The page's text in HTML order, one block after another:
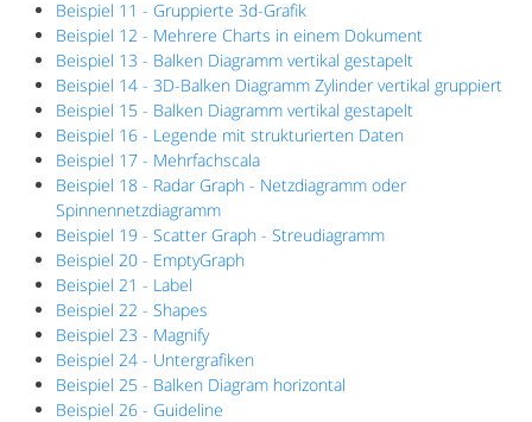
Beispiel 11 - Gruppierte 3d-Grafik
Beispiel 12 - Mehrere Charts in einem Dokument
Beispiel 13 - Balken Diagramm vertikal gestapelt
Beispiel 14 - 3D-Balken Diagramm Zylinder vertikal gruppiert
Beispiel 15 - Balken Diagramm vertikal gestapelt
Beispiel 16 - Legende mit strukturierten Daten
Beispiel 17 - Mehrfachscala
Beispiel 18 - Radar Graph - Netzdiagramm oder
Spinnennetzdiagramm
Beispiel 19 - Scatter Graph - Streudiagramm
Beispiel 20 - EmptyGraph
Beispiel 21 - Label
Beispiel 22 - Shapes
Beispiel 23 - Magnify
Beispiel 24 - Untergrafiken
Beispiel 25 - Balken Diagram horizontal
Beispiel 26 - Guideline